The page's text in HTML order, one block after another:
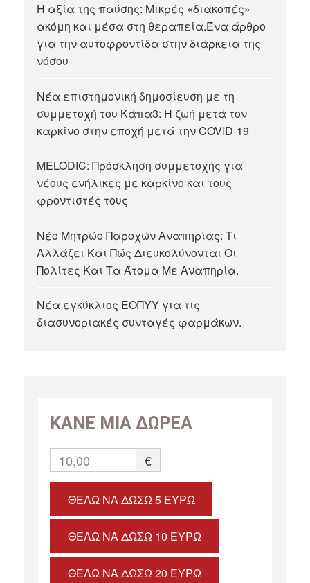
Η αξία της παύσης: Μικρές «διακοπές»
ακόμη και μέσα στη θεραπεία.Ένα άρθρο
για την αυτοφροντίδα στην διάρκεια της
νόσου
Νέα επιστημονική δημοσίευση με τη
συμμετοχή του Κάπα3: Η ζωή μετά τον
καρκίνο στην εποχή μετά την COVID-19
MELODIC: Πρόσκληση συμμετοχής για
νέους ενήλικες με καρκίνο και τους
φροντιστές τους
Νέο Μητρώο Παροχών Αναπηρίας: Τι
Αλλάζει Και Πώς Διευκολύνονται Οι
Πολίτες Και Τα Άτομα Με Αναπηρία.
Νέα εγκύκλιος ΕΟΠΥΥ για τις
διασυνοριακές συνταγές φαρμάκων.
ΚΑΝΕ ΜΙΑ ΔΩΡΕΑ
10,00 €
ΘΈΛΩ ΝΑ ΔΏΣΩ 5 ΕΥΡΏ
ΘΈΛΩ ΝΑ ΔΏΣΩ 10 ΕΥΡΏ
ΘΈΛΩ ΝΑ ΔΏΣΩ 20 ΕΥΡΏ